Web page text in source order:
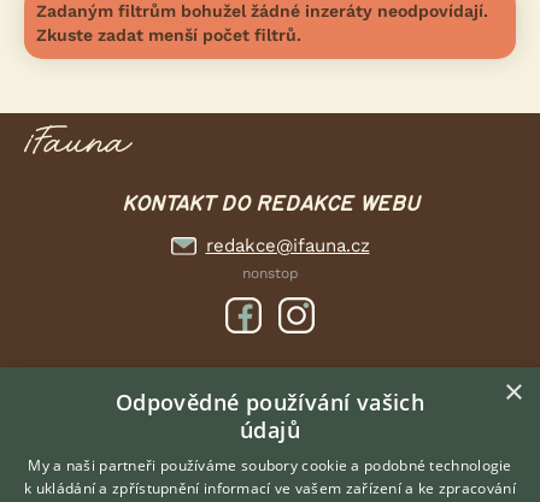
Zadaným filtrům bohužel žádné inzeráty neodpovídají.
Zkuste zadat menší počet filtrů.
KONTAKT DO REDAKCE WEBU
redakce@ifauna.cz
nonstop
DOMOVSKÁ STRÁNKA
INZERCE
DISKUSE
ČLÁNKY
×
Odpovědné používání vašich
údajů
My a naši partneři používáme soubory cookie a podobné technologie
k ukládání a zpřístupnění informací ve vašem zařízení a ke zpracování